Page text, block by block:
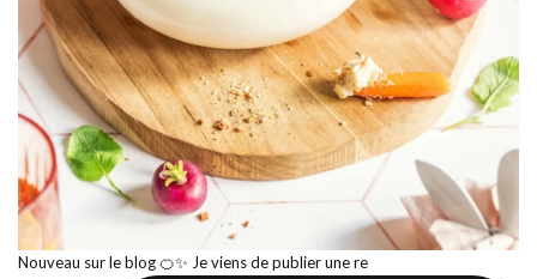
Nouveau sur le blog 🍊✨ Je viens de publier une re